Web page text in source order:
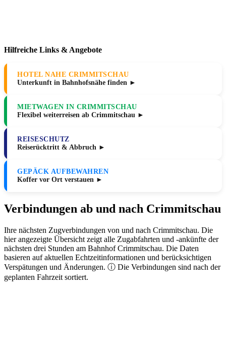
Hilfreiche Links & Angebote
HOTEL NAHE CRIMMITSCHAU
Unterkunft in Bahnhofsnähe finden ►
MIETWAGEN IN CRIMMITSCHAU
Flexibel weiterreisen ab Crimmitschau ►
REISESCHUTZ
Reiserücktritt & Abbruch ►
GEPÄCK AUFBEWAHREN
Koffer vor Ort verstauen ►
Verbindungen ab und nach Crimmitschau
Ihre nächsten Zugverbindungen von und nach Crimmitschau. Die
hier angezeigte Übersicht zeigt alle Zugabfahrten und -ankünfte der
nächsten drei Stunden am Bahnhof Crimmitschau. Die Daten
basieren auf aktuellen Echtzeitinformationen und berücksichtigen
Verspätungen und Änderungen. ⓘ Die Verbindungen sind nach der
geplanten Fahrzeit sortiert.